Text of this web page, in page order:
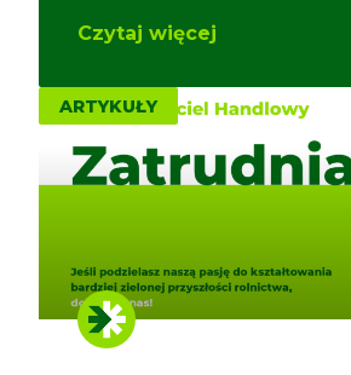
Czytaj więcej
ARTYKUŁY